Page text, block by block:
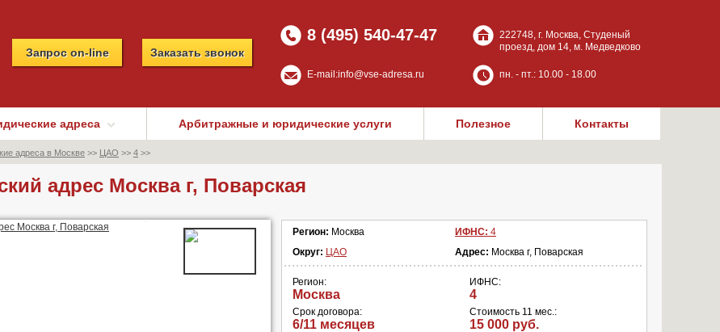
Запрос on-line Заказать звонок
8 (495) 540-47-47
222748, г. Москва, Студеный
проезд, дом 14, м. Медведково
E-mail:info@vse-adresa.ru пн. - пт.: 10.00 - 18.00
адреса Арбитражные и юридические услуги Полезное Контакты
адреса в Москве >> ЦАО >> 4 >>
адрес Москва г, Поварская
Регион: Москва ИФНС: 4
Округ: ЦАО Адрес: Москва г, Поварская
Регион:
Москва
ИФНС:
4
Срок договора:
6/11 месяцев
Стоимость 11 мес.:
15 000 руб.